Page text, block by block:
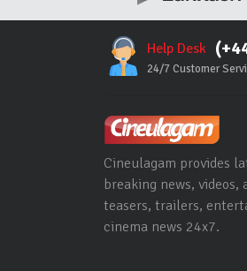
Help Desk
24/7 Customer
Cineulagam provides
breaking news, videos,
teasers, trailers,
cinema news 24x7.